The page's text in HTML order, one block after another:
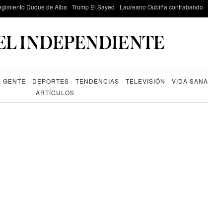
Duque de Alba Trump El Sayed Laureano Oubiña contrabando
GENTE DEPORTES TENDENCIAS TELEVISIÓN VIDA SANA
ARTÍCULOS